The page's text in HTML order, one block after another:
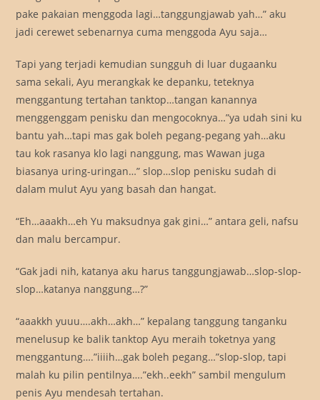
pake pakaian menggoda lagi…tanggungjawab yah…” aku
jadi cerewet sebenarnya cuma menggoda Ayu saja…
Tapi yang terjadi kemudian sungguh di luar dugaanku
sama sekali, Ayu merangkak ke depanku, teteknya
menggantung tertahan tanktop…tangan kanannya
menggenggam penisku dan mengocoknya…”ya udah sini ku
bantu yah…tapi mas gak boleh pegang-pegang yah…aku
tau kok rasanya klo lagi nanggung, mas Wawan juga
biasanya uring-uringan…” slop…slop penisku sudah di
dalam mulut Ayu yang basah dan hangat.
“Eh…aaakh…eh Yu maksudnya gak gini…” antara geli, nafsu
dan malu bercampur.
“Gak jadi nih, katanya aku harus tanggungjawab…slop-slop-
slop…katanya nanggung…?”
“aaakkh yuuu….akh…akh…” kepalang tanggung tanganku
menelusup ke balik tanktop Ayu meraih toketnya yang
menggantung….”iiiih…gak boleh pegang…”slop-slop, tapi
malah ku pilin pentilnya….”ekh..eekh” sambil mengulum
penis Ayu mendesah tertahan.